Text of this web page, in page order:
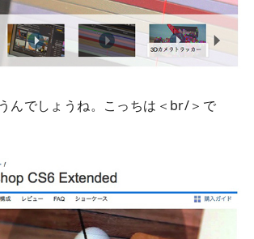
んでしょうね。こっちは＜br/＞で